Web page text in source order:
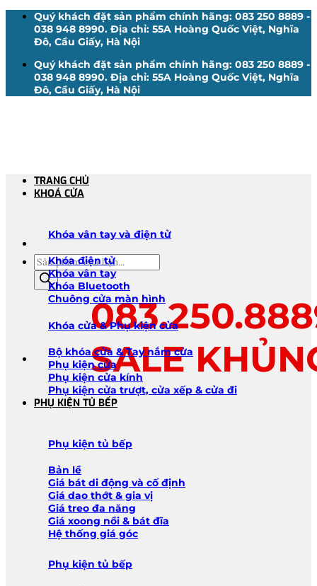
Quý khách đặt sản phẩm chính hãng: 083 250 8889 -
038 948 8990. Địa chỉ: 55A Hoàng Quốc Việt, Nghĩa
Đô, Cầu Giấy, Hà Nội
Quý khách đặt sản phẩm chính hãng: 083 250 8889 -
038 948 8990. Địa chỉ: 55A Hoàng Quốc Việt, Nghĩa
Đô, Cầu Giấy, Hà Nội
Tìm
kiếm
sản
phẩm
SALE
TRANG CHỦ
KHOÁ CỬA
Khóa vân tay và điện tử
Khóa điện tử
Khóa vân tay
Khóa Bluetooth
Chuông cửa màn hình
Khóa cửa & Phụ kiện cửa
Bộ khóa cửa & Tay nắm cửa
Phụ kiện cửa
Phụ kiện cửa kính
Phụ kiện cửa trượt, cửa xếp & cửa đi
PHỤ KIỆN TỦ BẾP
Phụ kiện tủ bếp
Bản lề
Giá bát di động và cố định
Giá dao thớt & gia vị
Giá treo đa năng
Giá xoong nồi & bát đĩa
Hệ thống giá góc
Phụ kiện tủ bếp